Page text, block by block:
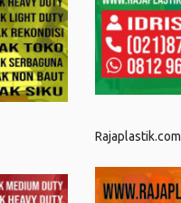
Rajaplastik.com